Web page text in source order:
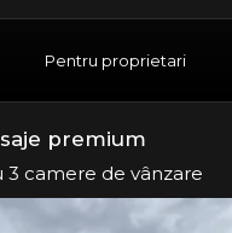
Pentru proprietari
premium
3 camere de vânzare